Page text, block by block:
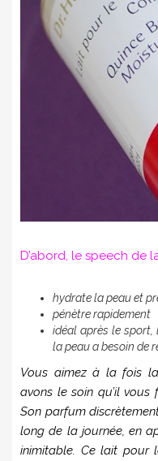
D’abord, le speech de
hydrate la peau et
pénètre rapidement
idéal après le sport,
la peau a besoin de
Vous aimez à la fois
avons le soin qu’il
Son parfum
long de la journée, en
inimitable. Ce lait pour